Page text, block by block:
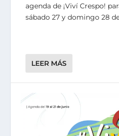
agenda de ¡Viví Crespo!
sábado 27 y domingo 28
LEER MÁS